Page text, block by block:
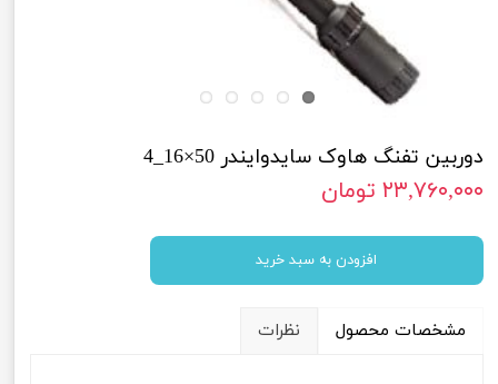
دوربین تفنگ هاوک سایدوایندر 50×16_4
۲۳,۷۶۰,۰۰۰ تومان
افزودن به سبد خرید
مشخصات محصول نظرات